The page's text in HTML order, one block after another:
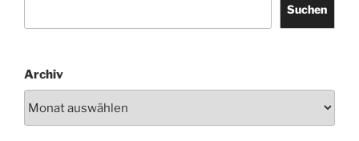
Suchen
Archiv